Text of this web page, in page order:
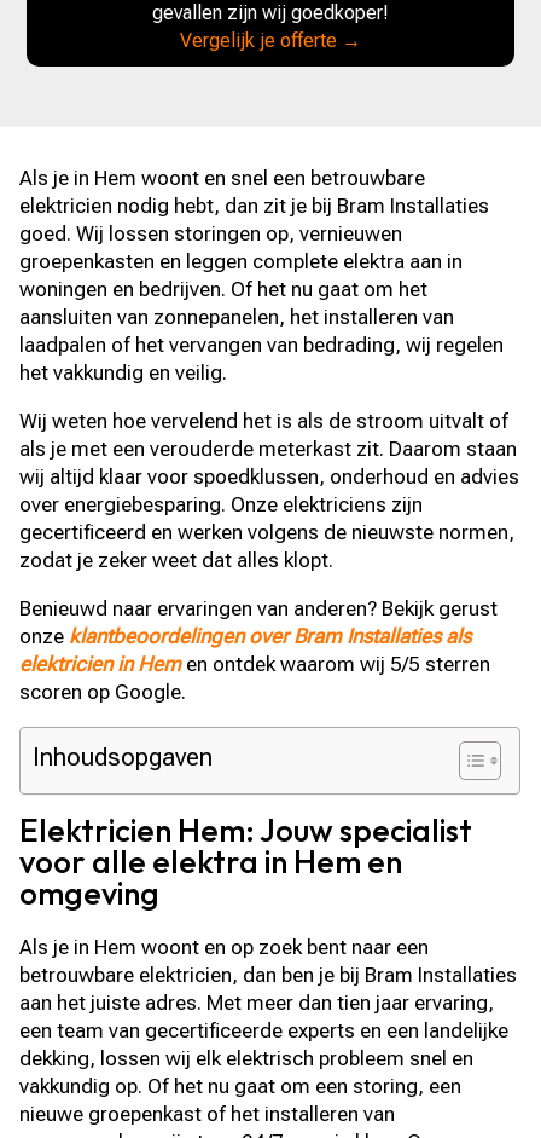
gevallen zijn wij goedkoper!
Vergelijk je offerte →
Als je in Hem woont en snel een betrouwbare
elektricien nodig hebt, dan zit je bij Bram Installaties
goed. Wij lossen storingen op, vernieuwen
groepenkasten en leggen complete elektra aan in
woningen en bedrijven. Of het nu gaat om het
aansluiten van zonnepanelen, het installeren van
laadpalen of het vervangen van bedrading, wij regelen
het vakkundig en veilig.
Wij weten hoe vervelend het is als de stroom uitvalt of
als je met een verouderde meterkast zit. Daarom staan
wij altijd klaar voor spoedklussen, onderhoud en advies
over energiebesparing. Onze elektriciens zijn
gecertificeerd en werken volgens de nieuwste normen,
zodat je zeker weet dat alles klopt.
Benieuwd naar ervaringen van anderen? Bekijk gerust
onze klantbeoordelingen over Bram Installaties als
elektricien in Hemen ontdek waarom wij 5/5 sterren
scoren op Google.
Inhoudsopgaven
Elektricien Hem: Jouw specialist
voor alle elektra in Hem en
omgeving
Als je in Hem woont en op zoek bent naar een
betrouwbare elektricien, dan ben je bij Bram Installaties
aan het juiste adres. Met meer dan tien jaar ervaring,
een team van gecertificeerde experts en een landelijke
dekking, lossen wij elk elektrisch probleem snel en
vakkundig op. Of het nu gaat om een storing, een
nieuwe groepenkast of het installeren van